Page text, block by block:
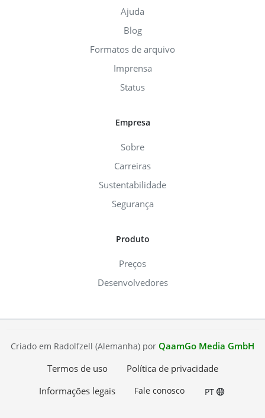
Ajuda
Blog
Formatos de arquivo
Imprensa
Status
Empresa
Sobre
Carreiras
Sustentabilidade
Segurança
Produto
Preços
Desenvolvedores
Criado em Radolfzell (Alemanha) por QaamGo Media GmbH
Termos de uso
Política de privacidade
Informações legais
Fale conosco PT